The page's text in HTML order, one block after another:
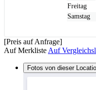
Freitag
Samstag
[Preis auf Anfrage]
Auf Merkliste Auf
Fotos von dieser